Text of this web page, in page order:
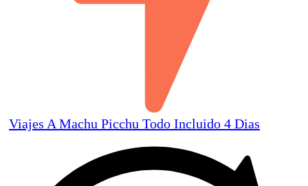
Viajes A Machu Picchu Todo Incluido 4 Dias